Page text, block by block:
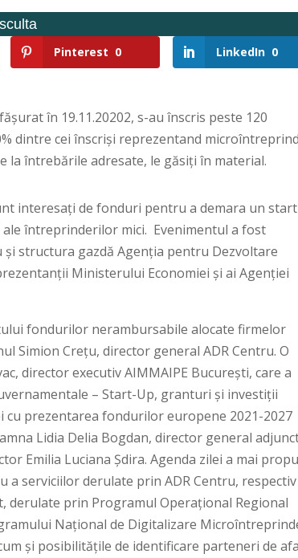
Pinterest 0 LinkedIn 0
în 19.11.20202, s-au înscris peste 120
dintre cei înscriși reprezentand
întrebările adresate, le găsiți în material.
interesați de fonduri pentru a demara un
întreprinderilor mici. Evenimentul a fost
structura gazdă Agenția pentru Dezvoltare
Ministerului Economiei și ai Agenției
fondurilor nerambursabile alocate firmelor
Simion Crețu, director general ADR Centru. O
director executiv AIMMAIPE București, care a
– Start-Up, granturi și investiții
prezentarea fondurilor europene 2021-2027
Lidia Delia Bogdan, director general
Emilia Luciana Șdira. Agenda zilei a mai
serviciilor derulate prin ADR Centru, respectiv
prin Programul Operațional Regional
Național de Digitalizare
și posibilitățile de identificare parteneri de